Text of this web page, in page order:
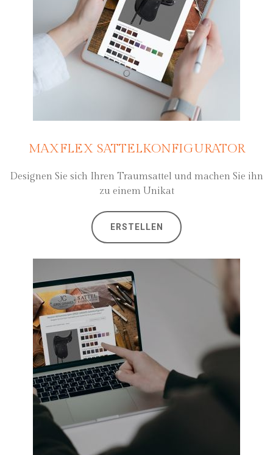
MAXFLEX SATTELKONFIGURATOR
Designen Sie sich Ihren Traumsattel und machen Sie ihn
zu einem Unikat
ERSTELLEN